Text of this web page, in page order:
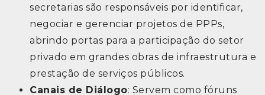
secretarias são responsáveis por identificar,
negociar e gerenciar projetos de PPPs,
abrindo portas para a participação do setor
privado em grandes obras de infraestrutura e
prestação de serviços públicos.
Canais de Diálogo: Servem como fóruns